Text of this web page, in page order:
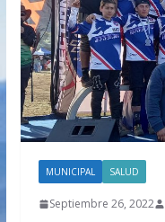
MUNICIPAL SALUD
Septiembre 26, 2022